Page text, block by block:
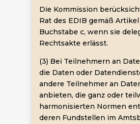
Die Kommission
Rat des EDIB gemäß Artikel
Buchstabe c, wenn sie
Rechtsakte erlässt.
(3) Bei Teilnehmern an
die Daten oder
andere Teilnehmer an
anbieten, die ganz oder
harmonisierten Normen
deren Fundstellen im